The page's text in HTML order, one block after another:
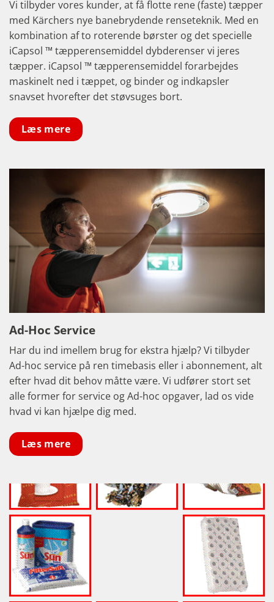
Vi tilbyder vores kunder, at få flotte rene (faste) tæpper
med Kärchers nye banebrydende renseteknik. Med en
kombination af to roterende børster og det specielle
iCapsol ™ tæpperensemiddel dybderenser vi jeres
tæpper. iCapsol ™ tæpperensemiddel forarbejdes
maskinelt ned i tæppet, og binder og indkapsler
snavset hvorefter det støvsuges bort.
Læs mere
Ad-Hoc Service
Har du ind imellem brug for ekstra hjælp? Vi tilbyder
Ad-hoc service på ren timebasis eller i abonnement, alt
efter hvad dit behov måtte være. Vi udfører stort set
alle former for service og Ad-hoc opgaver, lad os vide
hvad vi kan hjælpe dig med.
Læs mere